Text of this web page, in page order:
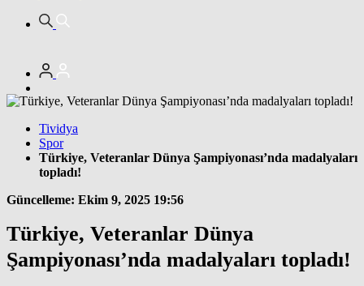
Tividya
Spor
Türkiye, Veteranlar Dünya Şampiyonası’nda madalyaları
topladı!
Güncelleme: Ekim 9, 2025 19:56
Türkiye, Veteranlar Dünya
Şampiyonası’nda madalyaları topladı!